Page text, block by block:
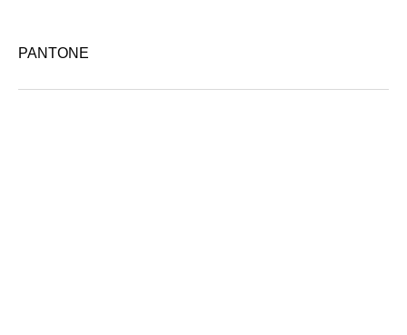
PANTONE